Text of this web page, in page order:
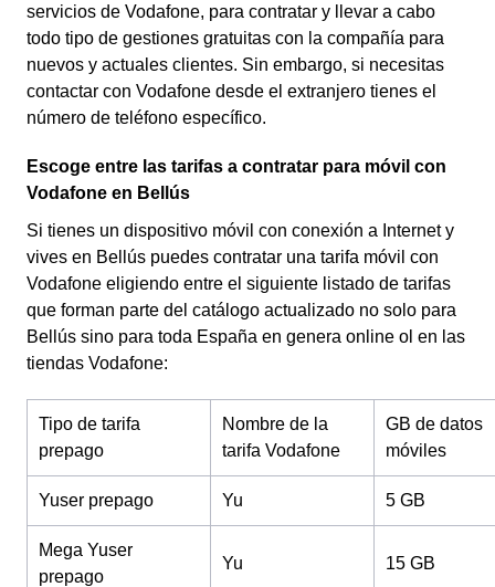
servicios de Vodafone, para contratar y llevar a cabo
todo tipo de gestiones gratuitas con la compañía para
nuevos y actuales clientes. Sin embargo, si necesitas
contactar con Vodafone desde el extranjero tienes el
número de teléfono específico.
Escoge entre las tarifas a contratar para móvil con
Vodafone en Bellús
Si tienes un dispositivo móvil con conexión a Internet y
vives en Bellús puedes contratar una tarifa móvil con
Vodafone eligiendo entre el siguiente listado de tarifas
que forman parte del catálogo actualizado no solo para
Bellús sino para toda España en genera online ol en las
tiendas Vodafone:
Tipo de tarifa
prepago
Nombre de la
tarifa Vodafone
GB de datos
móviles
Yuser prepago Yu 5 GB
Mega Yuser
prepago
Yu 15 GB